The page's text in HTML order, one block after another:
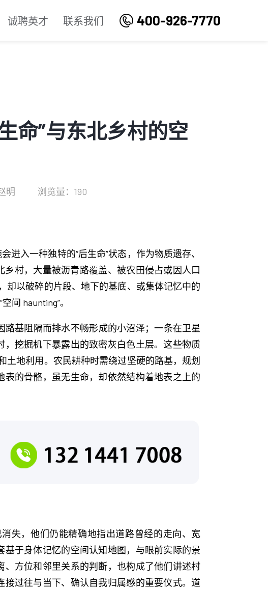
诚聘英才 联系我们 400-926-7770
命”与东北乡村的空
明 浏览量：190
入一种独特的“后生命”状态，作为物质遗存、
村，大量被沥青路覆盖、被农田侵占或因人口
却以破碎的片段、地下的基底、或集体记忆中的
间 haunting”。
路基阻隔而排水不畅形成的小沼泽；一条在卫星
挖掘机下暴露出的致密灰白色土层。这些物质
土地利用。农民耕种时需绕过坚硬的路基，规划
的骨骼，虽无生命，却依然结构着地表之上的
失，他们仍能精确地指出道路曾经的走向、宽
于身体记忆的空间认知地图，与眼前实际的景
方位和邻里关系的判断，也构成了他们讲述村
过往与当下、确认自我归属感的重要仪式。道